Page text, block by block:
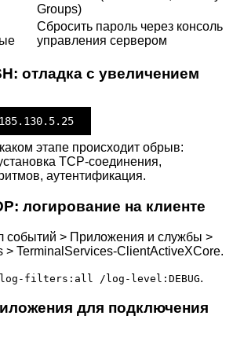
Groups)
Сбросить пароль через консоль
управления сервером
отладка с увеличением
этапе происходит обрыв:
TCP-соединения,
аутентификация.
логирование на клиенте
событий > Приложения и службы >
> TerminalServices-ClientActiveXCore.
filters:all /log-level:DEBUG.
для подключения